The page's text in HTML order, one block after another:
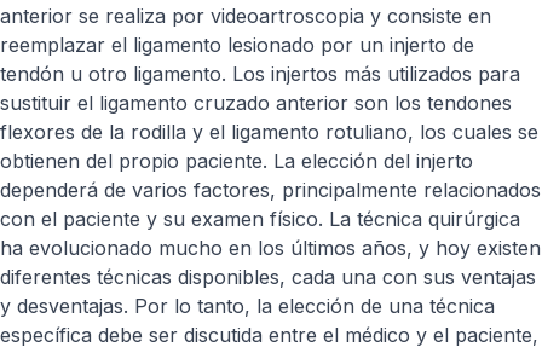
anterior se realiza por videoartroscopia y consiste en
reemplazar el ligamento lesionado por un injerto de
tendón u otro ligamento. Los injertos más utilizados para
sustituir el ligamento cruzado anterior son los tendones
flexores de la rodilla y el ligamento rotuliano, los cuales se
obtienen del propio paciente. La elección del injerto
dependerá de varios factores, principalmente relacionados
con el paciente y su examen físico. La técnica quirúrgica
ha evolucionado mucho en los últimos años, y hoy existen
diferentes técnicas disponibles, cada una con sus ventajas
y desventajas. Por lo tanto, la elección de una técnica
específica debe ser discutida entre el médico y el paciente,